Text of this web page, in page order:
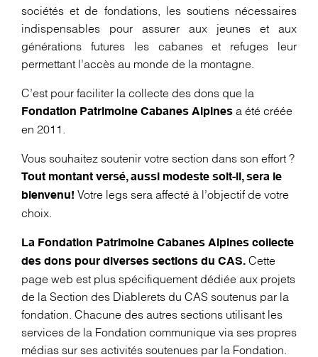
sociétés et de fondations, les soutiens nécessaires
indispensables pour assurer aux jeunes et aux
générations futures les cabanes et refuges leur
permettant l’accès au monde de la montagne.
C’est pour faciliter la collecte des dons que la
Fondation Patrimoine Cabanes Alpines a été créée
en 2011.
Vous souhaitez soutenir votre section dans son effort ?
Tout montant versé, aussi modeste soit-il, sera le
bienvenu! Votre legs sera affecté à l’objectif de votre
choix.
La Fondation Patrimoine Cabanes Alpines collecte
des dons pour diverses sections du CAS. Cette
page web est plus spécifiquement dédiée aux projets
de la Section des Diablerets du CAS soutenus par la
fondation. Chacune des autres sections utilisant les
services de la Fondation communique via ses propres
médias sur ses activités soutenues par la Fondation.